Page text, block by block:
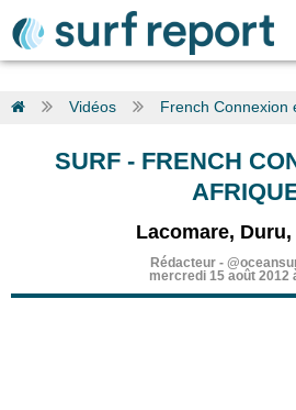
Vidéos French Connexion
SURF - FRENCH
Lacomare,
Rédacteur-
mercredi 15 août 2012